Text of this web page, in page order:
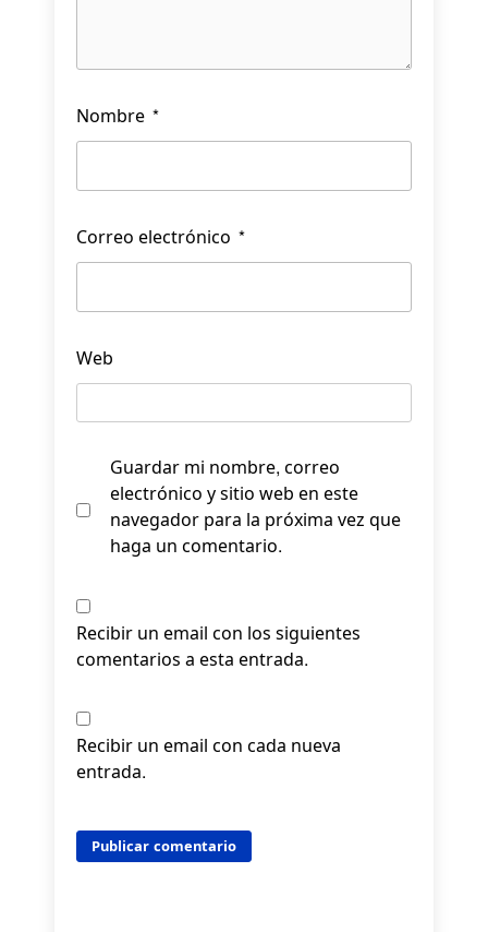
Nombre *
Correo electrónico *
Web
Guardar mi nombre, correo
electrónico y sitio web en este
navegador para la próxima vez que
haga un comentario.
Recibir un email con los siguientes
comentarios a esta entrada.
Recibir un email con cada nueva
entrada.